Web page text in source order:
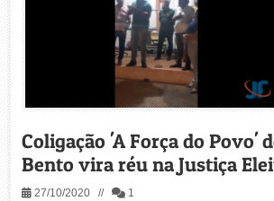
Coligação 'A Força do Povo'
Bento vira réu na Justiça
27/10/2020 // 1